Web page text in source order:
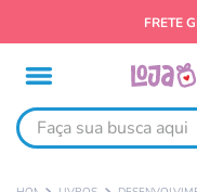
FRETE
Faça sua busca aqui